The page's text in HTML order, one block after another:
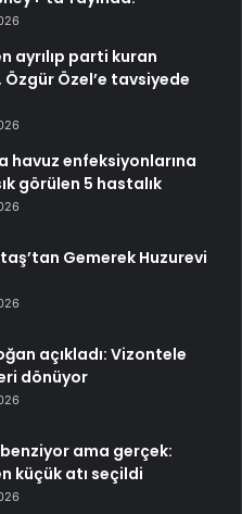
ayrılıp parti kuran
Özel’e tavsiyede
havuz enfeksiyonlarına
görülen 5 hastalık
Gemerek Huzurevi
açıkladı: Vizontele
dönüyor
ama gerçek:
küçük atı seçildi